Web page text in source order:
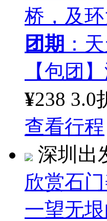
桥，及
团期 ：
【包团
¥238 3.0
查看行程
深圳出
欣赏石
一望无